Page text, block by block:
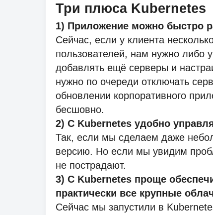
Три плюса Kubernetes
1) Приложение можно быстро
Сейчас, если у клиента
пользователей, нам нужно либо
добавлять ещё серверы и
нужно по очереди отключать
обновлении корпоративного
бесшовно.
2) С Kubernetes удобно
Так, если мы сделаем даже
версию. Но если мы увидим
не пострадают.
3) С Kubernetes проще
практически все крупные
Сейчас мы запустили в